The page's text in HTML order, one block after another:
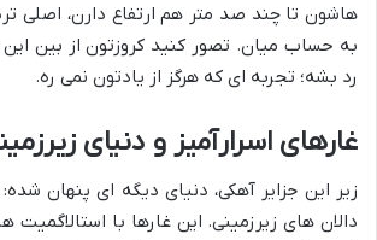
هاشون تا چند صد متر هم ارتفاع دارن، اصلی
به حساب میان. تصور کنید کروزتون از بین
رد بشه؛ تجربه ای که هرگز از یادتون نمی ره.
غارهای اسرارآمیز و دنیای
زیر این جزایر آهکی، دنیای دیگه ای پنهان شده:
دالان های زیرزمینی. این غارها با استالاگمیت